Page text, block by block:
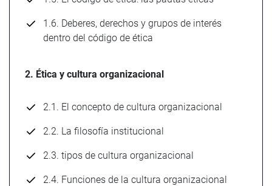
1.6. Deberes, derechos y grupos de interés
dentro del código de ética
2. Ética y cultura organizacional
2.1. El concepto de cultura organizacional
2.2. La filosofía institucional
2.3. tipos de cultura organizacional
2.4. Funciones de la cultura organizacional